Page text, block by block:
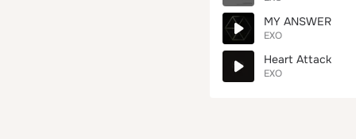
MY ANSWER
EXO
Heart Attack
EXO